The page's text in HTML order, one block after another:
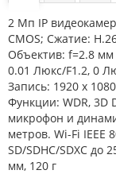
2 Мп IP
CMOS; Сжатие:
Объектив: f=2.8 мм
0.01 Люкс/F1.2, 0
Запись: 1920 х
Функции: WDR, 3D
микрофон и
метров. Wi-Fi IEEE
SD/SDHC/SDXC до
мм, 120 г